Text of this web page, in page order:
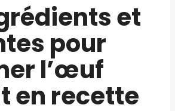
et
pour
l’œuf
en recette